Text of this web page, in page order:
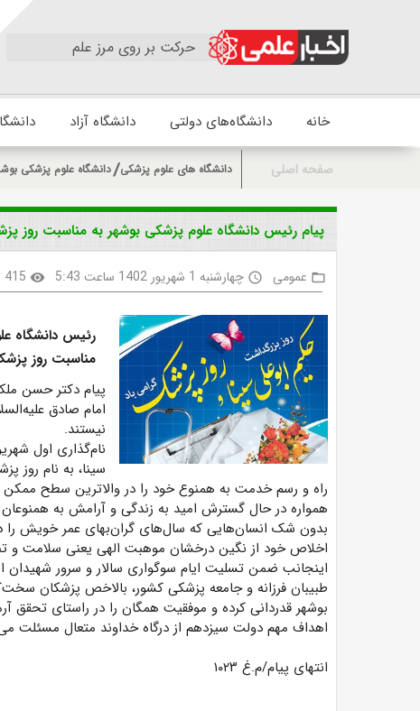
حرکت بر روی مرز علم
خانه دانشگاه‌های دولتی دانشگاه آزاد
صفحه اصلی دانشگاه های علوم پزشکی دانشگاه علوم پزشکی
پیام رئیس دانشگاه علوم پزشکی بوشهر به مناسبت روز
folder_open عمومی access_time چهارشنبه 1 شهریور 1402 ساعت 5:43 visibility
415
رئیس دانشگاه
مناسبت روز
پیام دکتر حسن
امام صادق
نیستند.
نام‌گذاری اول
سینا، به نام روز
راه و رسم خدمت به همنوع خود را در والاترین سطح ممکن
همواره در حال گسترش امید به زندگی و آرامش به
بدون شک انسان‌هایی که سال‌های گران‌بهای عمر خویش را
اخلاص خود از نگین درخشان موهبت الهی یعنی سلامت و
اینجانب ضمن تسلیت ایام سوگواری سالار و سرور شهیدان
طبیبان فرزانه و جامعه پزشکی کشور، بالاخص پزشکان
بوشهر قدردانی کرده و موفقیت همگان را در راستای
اهداف مهم دولت سیزدهم از درگاه خداوند متعال مسئلت
انتهای پیام/م.غ ۱۰۲۳